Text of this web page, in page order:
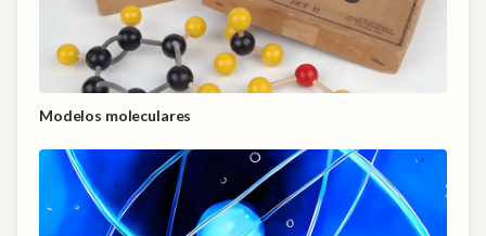
Modelos moleculares